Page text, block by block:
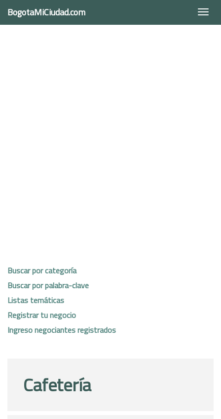
BogotaMiCiudad.com
Buscar por categoría
Buscar por palabra-clave
Listas temáticas
Registrar tu negocio
Ingreso negociantes registrados
Cafetería